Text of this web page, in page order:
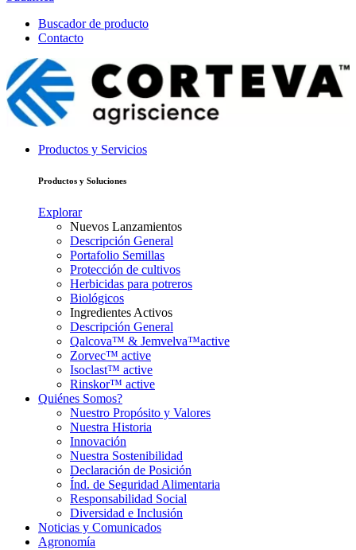
Buscador de producto
Contacto
Productos y Servicios
Productos y Soluciones
Explorar
Nuevos Lanzamientos
Descripción General
Portafolio Semillas
Protección de cultivos
Herbicidas para potreros
Biológicos
Ingredientes Activos
Descripción General
Qalcova™ & Jemvelva™active
Zorvec™ active
Isoclast™ active
Rinskor™ active
Quiénes Somos?
Nuestro Propósito y Valores
Nuestra Historia
Innovación
Nuestra Sostenibilidad
Declaración de Posición
Índ. de Seguridad Alimentaria
Responsabilidad Social
Diversidad e Inclusión
Noticias y Comunicados
Agronomía